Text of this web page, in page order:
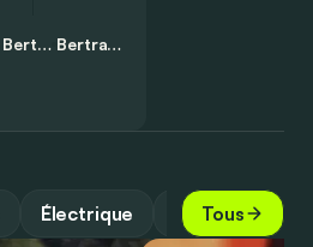
Corvette Autopolis Bertrange Bertrange
Électrique Motorsport
Tous